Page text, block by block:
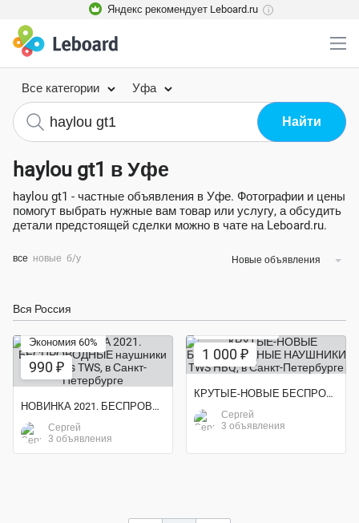
Яндекс рекомендует Leboard.ru i
Все категории Уфа
haylou gt1 в Уфе
haylou gt1 - частные объявления в Уфе. Фотографии и цены
помогут выбрать нужные вам товар или услугу, а обсудить
детали предстоящей сделки можно в чате на Leboard.ru.
все новые б/у Новые объявления
Вся Россия
Экономия 60%
990 ₽
НОВИНКА 2021. БЕСПРОВОДНЫЕ наушники airваss TWS
Сергей
3 объявления
1 000 ₽
КРУТЫЕ-НОВЫЕ БЕСПРОВОДНЫЕ НАУШНИКИ TWS HBQ
Сергей
3 объявления